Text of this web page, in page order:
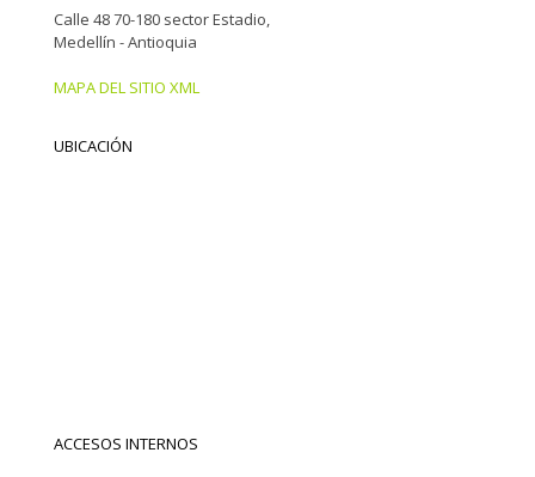
Calle 48 70-180 sector Estadio,
Medellín - Antioquia
MAPA DEL SITIO XML
UBICACIÓN
ACCESOS INTERNOS